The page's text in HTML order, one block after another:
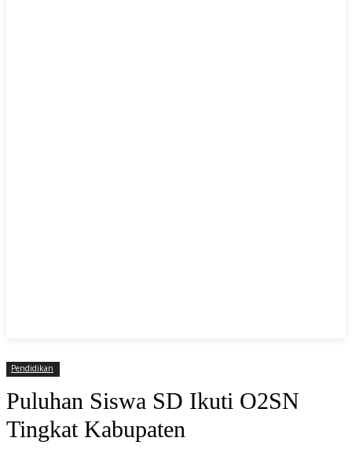
Pendidikan
Puluhan Siswa SD Ikuti O2SN
Tingkat Kabupaten